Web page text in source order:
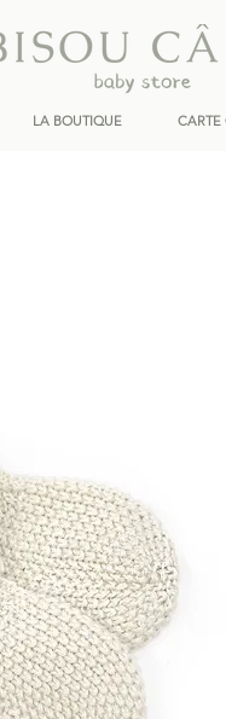
LA BOUTIQUE CARTE